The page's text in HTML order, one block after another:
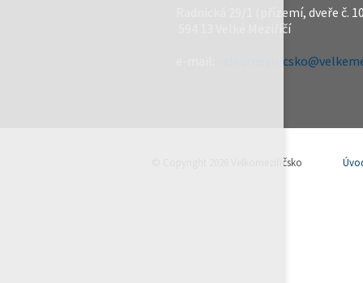
Radnická 29/1 (přízemí, dveře č.
594 13 Velké Meziříčí
© Copyright 2026 Velkomeziříčsko